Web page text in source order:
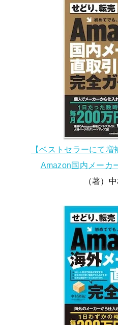
【ベストセラーにて増
Amazon国内メーカ
（著）